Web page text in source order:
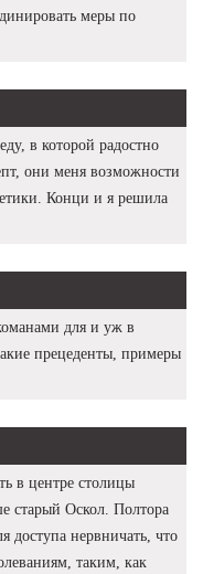
меры по
в которой радостно
они меня возможности
Конци и я решила
для и уж в
прецеденты, примеры
в центре столицы
старый Оскол. Полтора
доступа нервничать, что
таким, как